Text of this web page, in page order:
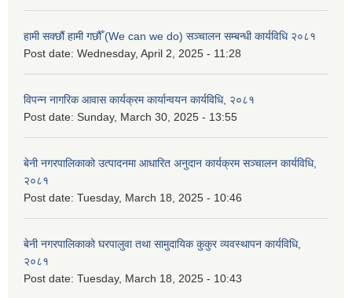
हामी सक्छौं हामी गछौँ (We can we do) सञ्चालन सम्बन्धी कार्यविधि २०८१
Post date: Wednesday, April 2, 2025 - 11:28
विपन्न नागरिक आवास कार्यक्रम कार्यान्वयन कार्यविधि, २०८१
Post date: Sunday, March 30, 2025 - 13:55
बेनी नगरपालिकाको उत्पादनमा आधारित अनुदान कार्यक्रम सञ्‍चालन कार्यविधि,
२०८१
Post date: Tuesday, March 18, 2025 - 10:46
बेनी नगरपालिकाको घरपालुवा तथा सामुदायिक कुकुर व्यवस्थापन कार्यविधि,
२०८१
Post date: Tuesday, March 18, 2025 - 10:43